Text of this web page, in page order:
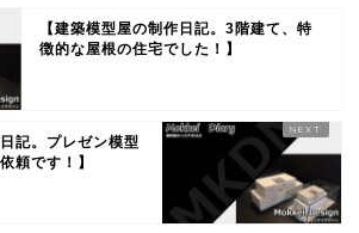
【建築模型屋の制作日記。3階建て、特
徴的な屋根の住宅でした！】
記。プレゼン模型
頼です！】